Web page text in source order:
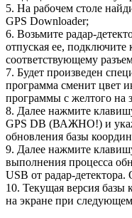
5. На рабочем столе
GPS Downloader;
6. Возьмите радар-
отпуская ее, подключите
соответствующему
7. Будет произведен
программа сменит цвет
программы с желтого на
8. Далее нажмите
GPS DB (ВАЖНО!) и
обновления базы
9. Далее нажмите
выполнения процесса
USB от радар-
10. Текущая версия базы
на экране при